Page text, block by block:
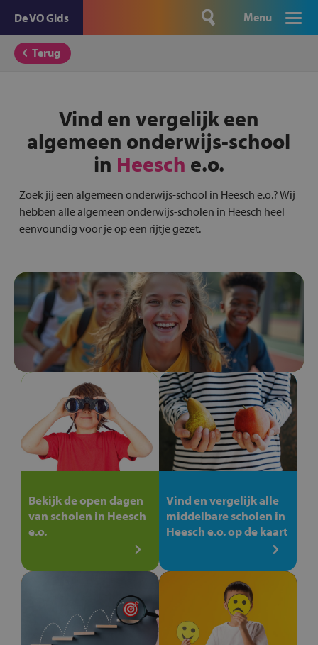
De VO Gids Menu
Terug
Vind en vergelijk een
algemeen onderwijs-school
in Heesch e.o.
Zoek jij een algemeen onderwijs-school in Heesch e.o.? Wij
hebben alle algemeen onderwijs-scholen in Heesch heel
eenvoundig voor je op een rijtje gezet.
Bekijk de open dagen
van scholen in Heesch
e.o.
Vind en vergelijk alle
middelbare scholen in
Heesch e.o. op de kaart